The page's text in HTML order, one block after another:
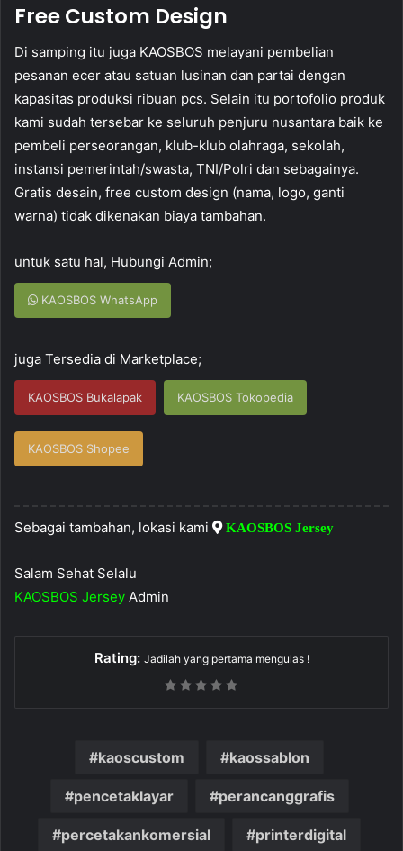
Free Custom Design
Di samping itu juga KAOSBOS melayani pembelian
pesanan ecer atau satuan lusinan dan partai dengan
kapasitas produksi ribuan pcs. Selain itu portofolio produk
kami sudah tersebar ke seluruh penjuru nusantara baik ke
pembeli perseorangan, klub-klub olahraga, sekolah,
instansi pemerintah/swasta, TNI/Polri dan sebagainya.
Gratis desain, free custom design (nama, logo, ganti
warna) tidak dikenakan biaya tambahan.
untuk satu hal, Hubungi Admin;
KAOSBOS WhatsApp
juga Tersedia di Marketplace;
KAOSBOS Bukalapak KAOSBOS Tokopedia
KAOSBOS Shopee
Sebagai tambahan, lokasi kami KAOSBOS Jersey
Salam Sehat Selalu
KAOSBOS Jersey Admin
Rating: Jadilah yang pertama mengulas !
kaoscustom kaossablon
pencetaklayar perancanggrafis
percetakankomersial printerdigital